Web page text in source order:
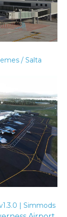
/ Salta
| Simmods